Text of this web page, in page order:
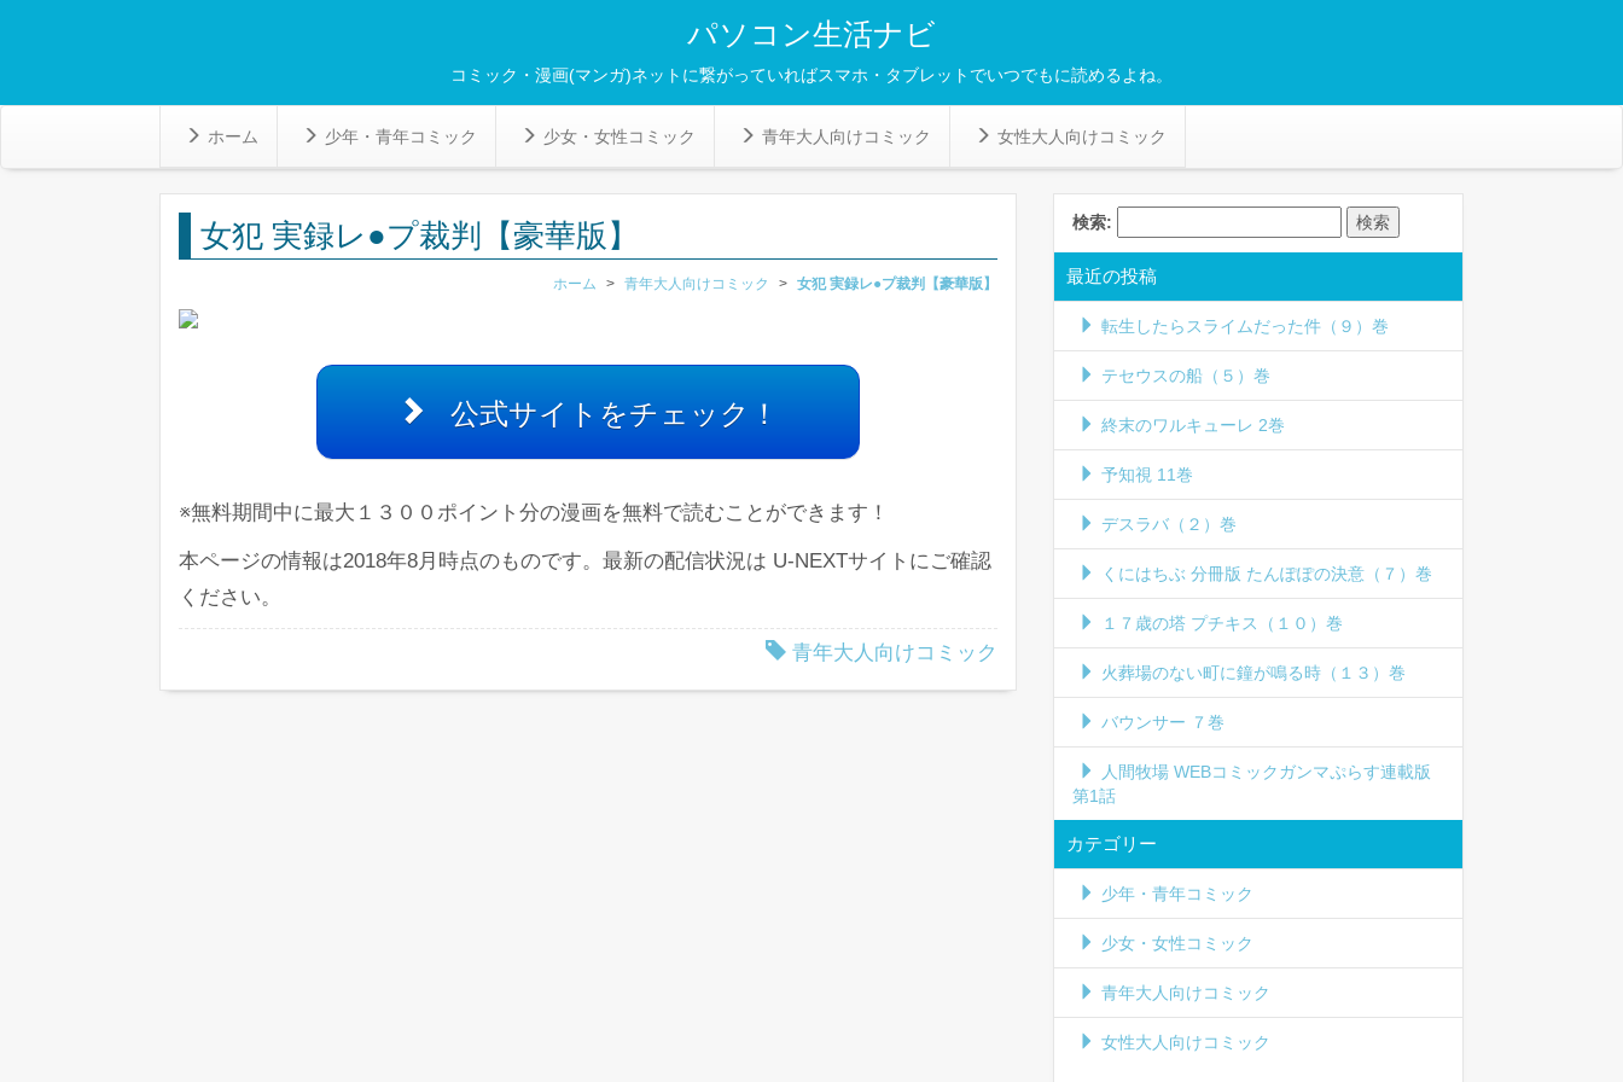
パソコン生活ナビ
コミック・漫画(マンガ)ネットに繋がっていればスマホ・タブレットでいつでもに読めるよね。
ホーム 少年・青年コミック 少女・女性コミック 青年大人向けコミック 女性大人向けコミック
女犯 実録レ●プ裁判【豪華版】
ホーム > 青年大人向けコミック > 女犯 実録レ●プ裁判【豪華版】
公式サイトをチェック！
※無料期間中に最大１３００ポイント分の漫画を無料で読むことができます！
本ページの情報は2018年8月時点のものです。最新の配信状況は U-NEXTサイトにご確認
ください。
青年大人向けコミック
検索:
最近の投稿
転生したらスライムだった件（９）巻
テセウスの船（５）巻
終末のワルキューレ 2巻
予知視 11巻
デスラバ（２）巻
くにはちぶ 分冊版 たんぽぽの決意（７）巻
１７歳の塔 プチキス（１０）巻
火葬場のない町に鐘が鳴る時（１３）巻
バウンサー ７巻
人間牧場 WEBコミックガンマぷらす連載版
第1話
カテゴリー
少年・青年コミック
少女・女性コミック
青年大人向けコミック
女性大人向けコミック